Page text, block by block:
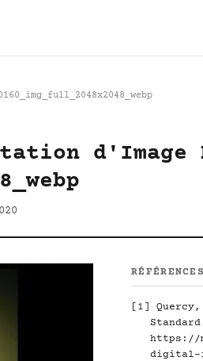
d'Image
RÉFÉRENCES
[1]
https://
digital-